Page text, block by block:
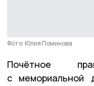
Фото: Юлия Поминова
Почётное
с мемориальной